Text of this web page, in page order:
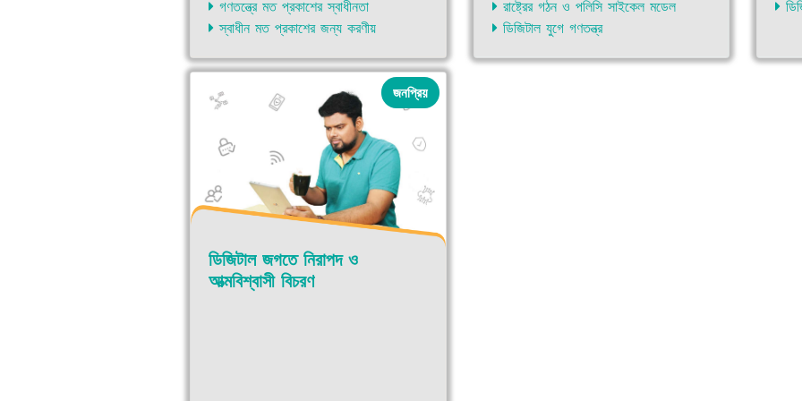
গণতন্ত্রে মত প্রকাশের স্বাধীনতা
স্বাধীন মত প্রকাশের জন্য করণীয়
রাষ্ট্রের গঠন ও পলিসি সাইকেল মডেল
ডিজিটাল যুগে গণতন্ত্র
জনপ্রিয়
ডিজিটাল জগতে নিরাপদ ও
আত্মবিশ্বাসী বিচরণ